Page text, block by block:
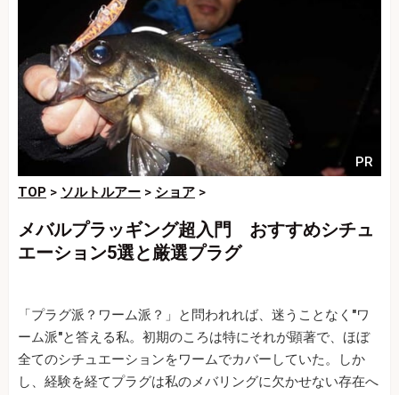
PR
TOP > ソルトルアー > ショア >
メバルプラッギング超入門 おすすめシチュ
エーション5選と厳選プラグ
「プラグ派？ワーム派？」と問われれば、迷うことなく"ワ
ーム派"と答える私。初期のころは特にそれが顕著で、ほぼ
全てのシチュエーションをワームでカバーしていた。しか
し、経験を経てプラグは私のメバリングに欠かせない存在へ